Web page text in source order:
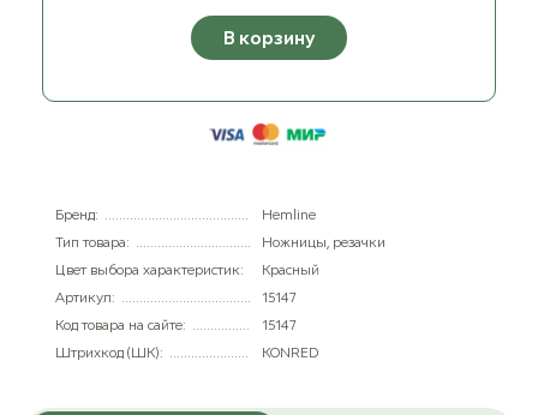
В корзину
Бренд:
Hemline
Тип товара:
Ножницы, резачки
Цвет выбора характеристик:
Красный
Артикул:
15147
Код товара на сайте:
15147
Штрихкод (ШК):
KONRED